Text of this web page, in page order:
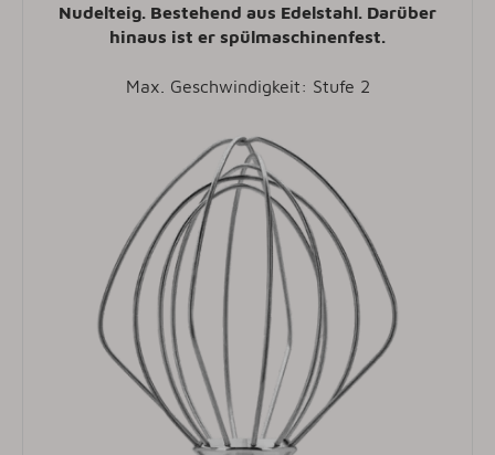
Nudelteig. Bestehend aus Edelstahl. Darüber
hinaus ist er spülmaschinenfest.
Max. Geschwindigkeit: Stufe 2